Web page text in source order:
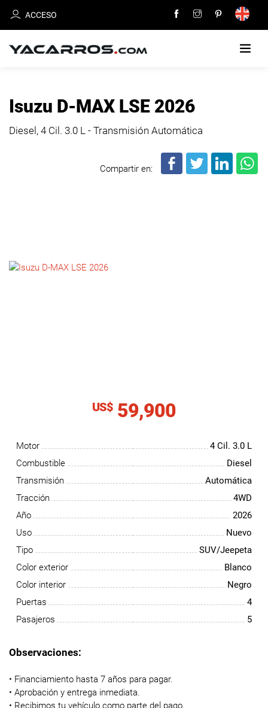
ACCESO
EN
NOTICIAS
Isuzu D-MAX LSE 2026
Diesel, 4 Cil. 3.0 L - Transmisión Automática
Compartir en:
US$ 59,900
Motor 4 Cil. 3.0 L
Combustible
Diesel
Transmisión
Automática
Tracción
4WD
Año
2026
Uso
Nuevo
Tipo
SUV/Jeepeta
Color exterior
Blanco
Color interior
Negro
Puertas
4
Pasajeros
5
Observaciones:
• Financiamiento hasta 7 años para pagar.
• Aprobación y entrega inmediata.
• Recibimos tu vehículo como parte del pago.